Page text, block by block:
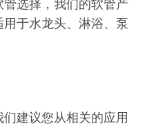
于水龙头、淋浴、泵
建议您从相关的应用